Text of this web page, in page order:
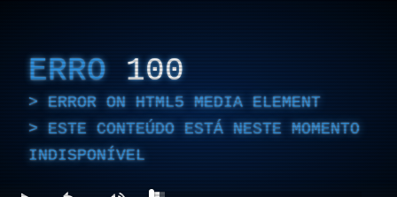
ERRO 100
ERROR ON HTML5 MEDIA ELEMENT
ESTE CONTEÚDO ESTÁ NESTE MOMENTO
INDISPONÍVEL